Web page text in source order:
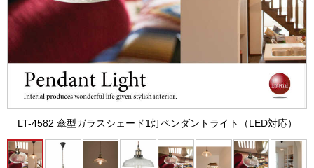
LT-4582 傘型ガラスシェード1灯ペンダントライト（LED対応）